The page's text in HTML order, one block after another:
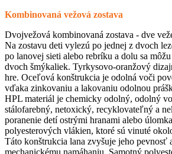
Kombinovaná vežová zostava
Dvojvežová kombinovaná zostava - dve
Na zostavu deti vylezú po jednej z dvoch
po lanovej sieti alebo rebríku a dolu sa
dvoch šmýkaliek. Tyrkysovo-oranžový
hre. Oceľová konštrukcia je odolná voči
vďaka zinkovaniu a lakovaniu odolnou
HPL materiál je chemicky odolný, odolný
stálofarebný, netoxický, recyklovateľný a
poranenie detí ostrými hranami alebo
polyesterových vlákien, ktoré sú vinuté
Táto konštrukcia lana zvyšuje jeho pevnosť
mechanickému namáhaniu. Samotný